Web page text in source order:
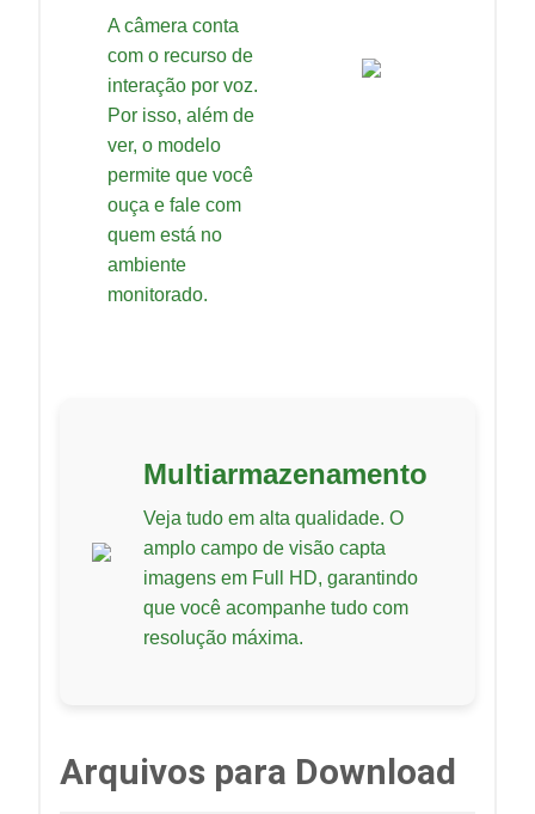
A câmera conta
com o recurso de
interação por voz.
Por isso, além de
ver, o modelo
permite que você
ouça e fale com
quem está no
ambiente
monitorado.
Multiarmazenamento
Veja tudo em alta qualidade. O
amplo campo de visão capta
imagens em Full HD, garantindo
que você acompanhe tudo com
resolução máxima.
Arquivos para Download